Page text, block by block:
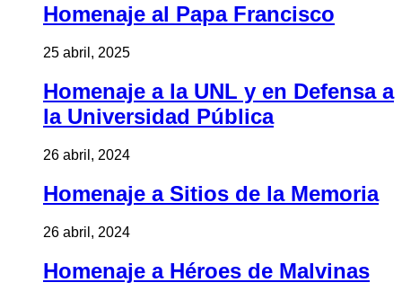
Homenaje al Papa Francisco
25 abril, 2025
Homenaje a la UNL y en Defensa a
la Universidad Pública
26 abril, 2024
Homenaje a Sitios de la Memoria
26 abril, 2024
Homenaje a Héroes de Malvinas